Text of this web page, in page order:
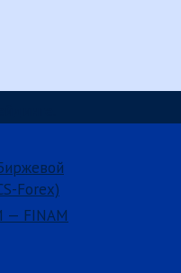
Forex)
FINAM